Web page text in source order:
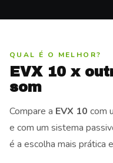
QUAL É O MELHOR?
EVX 10 x
som
Compare a EVX 10 com
e com um sistema
é a escolha mais prática